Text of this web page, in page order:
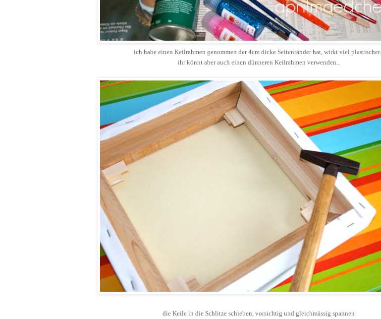
ich habe einen Keilrahmen genommen der 4cm dicke Seitenränder hat, wirkt viel plastischer...
ihr könnt aber auch einen dünneren Keilrahmen verwenden..
die Keile in die Schlitze schieben, vorsichtig und gleichmässig spannen